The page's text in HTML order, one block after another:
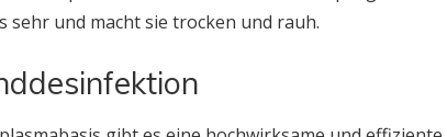
sehr und macht sie trocken und rauh.